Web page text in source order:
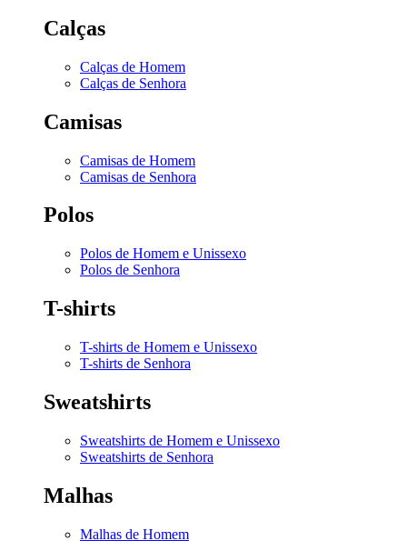
Calças
Calças de Homem
Calças de Senhora
Camisas
Camisas de Homem
Camisas de Senhora
Polos
Polos de Homem e Unissexo
Polos de Senhora
T-shirts
T-shirts de Homem e Unissexo
T-shirts de Senhora
Sweatshirts
Sweatshirts de Homem e Unissexo
Sweatshirts de Senhora
Malhas
Malhas de Homem